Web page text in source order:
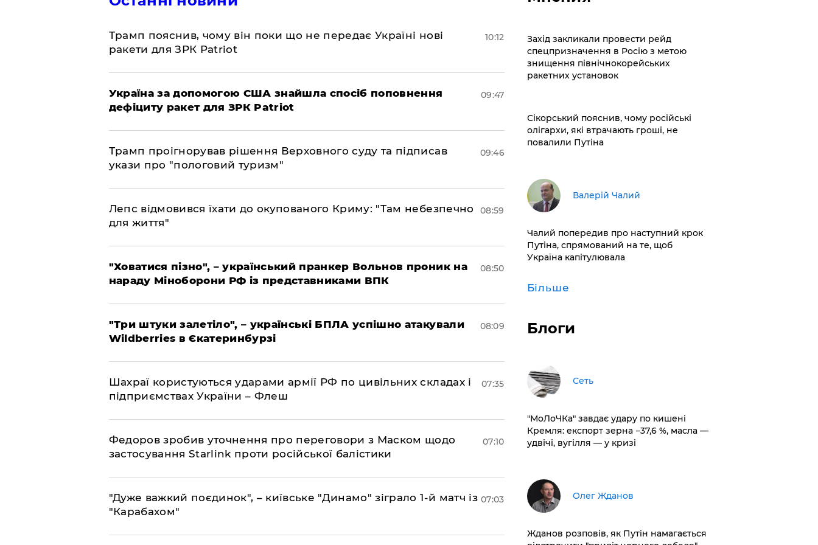
Трамп пояснив, чому він поки що не передає Україні нові
ракети для ЗРК Patriot
10:12
Україна за допомогою США знайшла спосіб поповнення
дефіциту ракет для ЗРК Patriot
09:47
Трамп проігнорував рішення Верховного суду та підписав
укази про "пологовий туризм"
09:46
Лепс відмовився їхати до окупованого Криму: "Там небезпечно
для життя"
08:59
"Ховатися пізно", – український пранкер Вольнов проник на
нараду Міноборони РФ із представниками ВПК
08:50
"Три штуки залетіло", – українські БПЛА успішно атакували
Wildberries в Єкатеринбурзі
08:09
Шахраї користуються ударами армії РФ по цивільних складах і
підприємствах України – Флеш
07:35
Федоров зробив уточнення про переговори з Маском щодо
застосування Starlink проти російської балістики
07:10
"Дуже важкий поєдинок", – київське "Динамо" зіграло 1-й матч із
"Карабахом"
07:03
​Захід закликали провести рейд
спецпризначення в Росію з метою
знищення північнокорейських
ракетних установок
​Сікорський пояснив, чому російські
олігархи, які втрачають гроші, не
повалили Путіна
Валерій Чалий
​Чалий попередив про наступний крок
Путіна, спрямований на те, щоб
Україна капітулювала
Більше
Блоги
Сеть
​"МоЛоЧКа" завдає удару по кишені
Кремля: експорт зерна −37,6 %, масла —
удвічі, вугілля — у кризі
Олег Жданов
Жданов розповів, як Путін намагається